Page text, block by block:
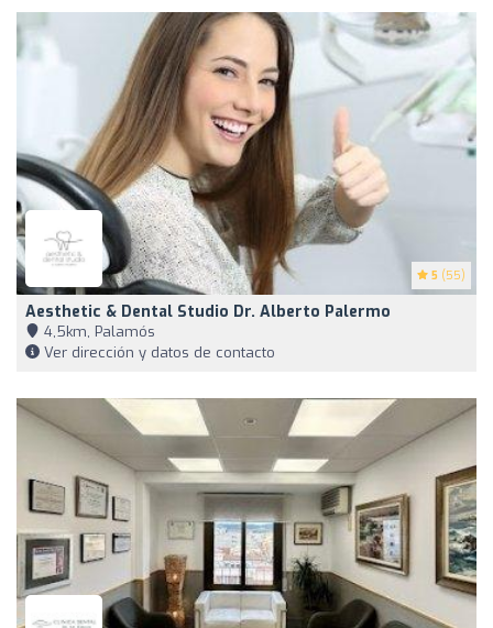
5 (55)
Aesthetic & Dental Studio Dr. Alberto Palermo
4,5km, Palamós
Ver dirección y datos de contacto